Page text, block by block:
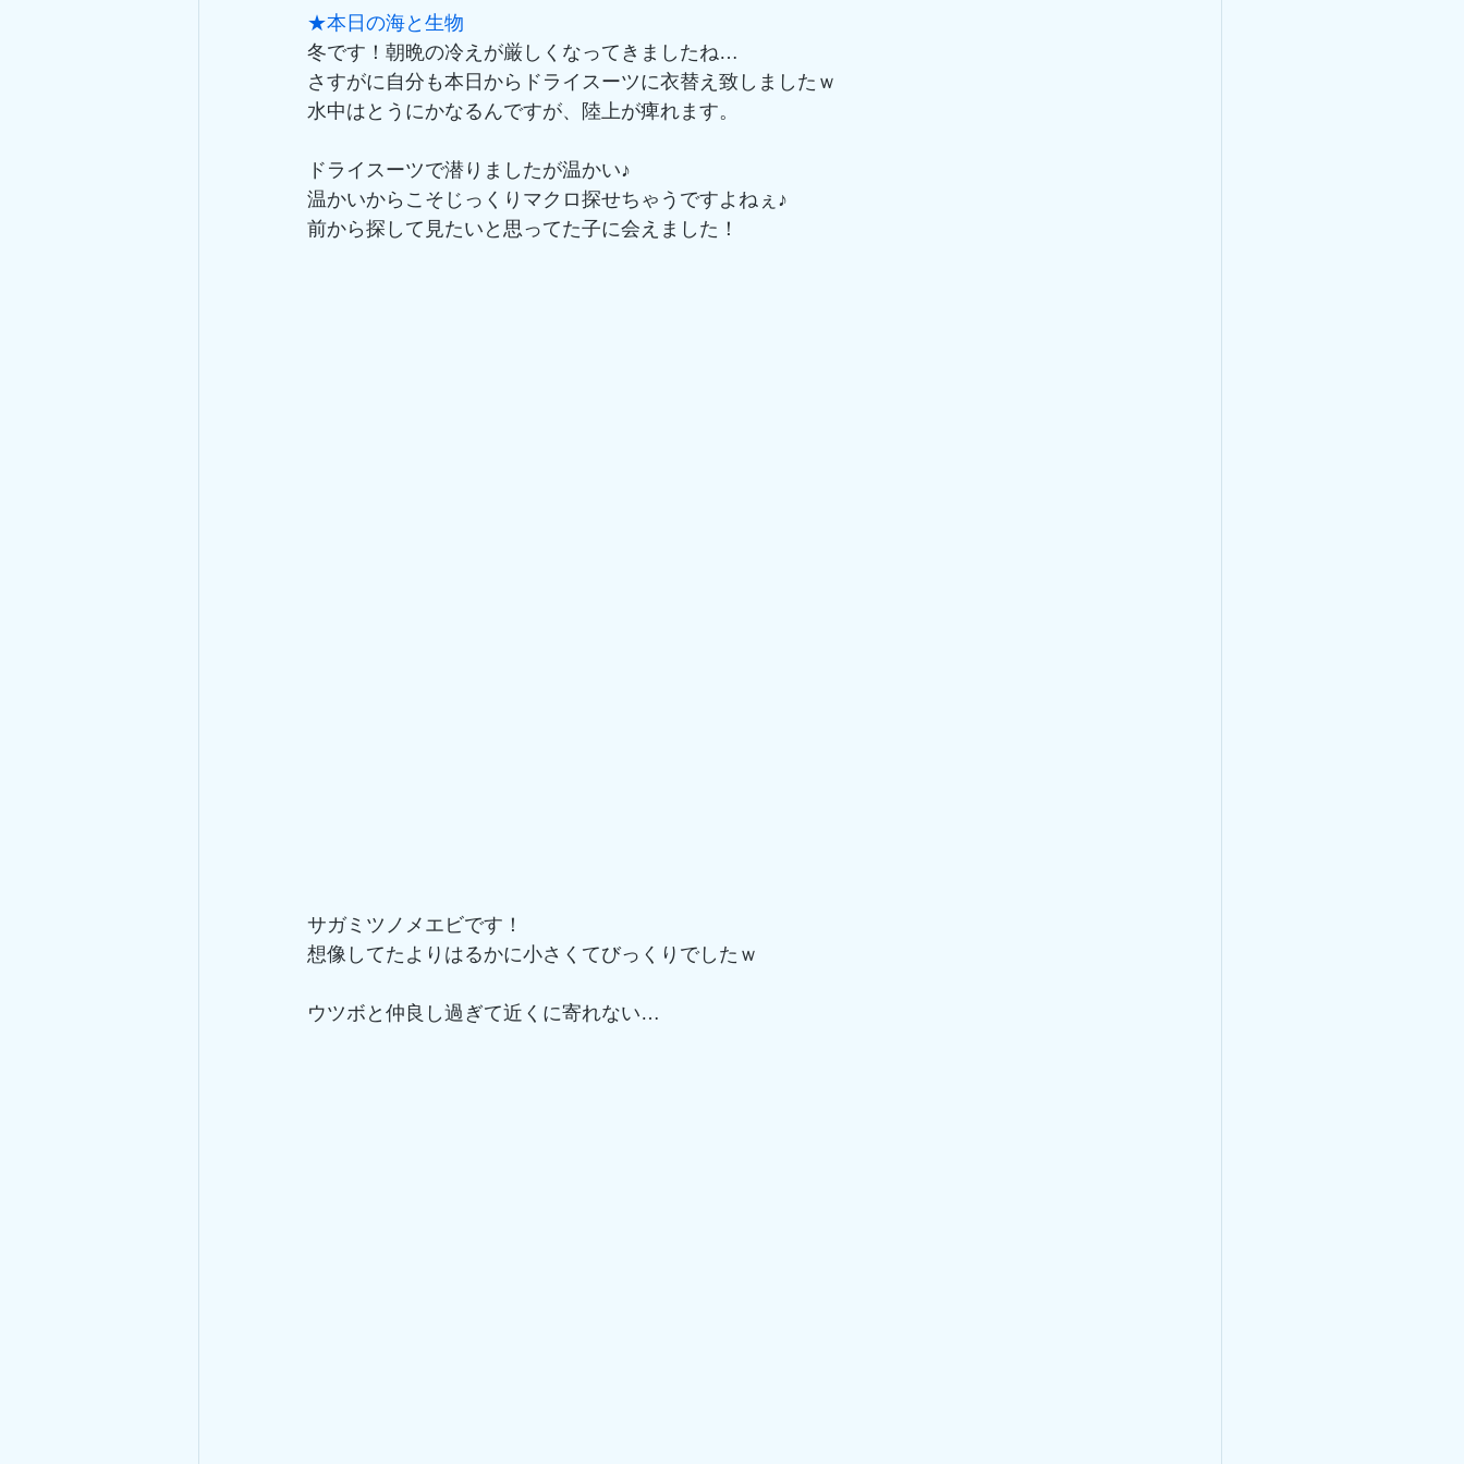
★本日の海と生物
冬です！朝晩の冷えが厳しくなってきましたね…
さすがに自分も本日からドライスーツに衣替え致しましたｗ
水中はとうにかなるんですが、陸上が痺れます。
ドライスーツで潜りましたが温かい♪
温かいからこそじっくりマクロ探せちゃうですよねぇ♪
前から探して見たいと思ってた子に会えました！
サガミツノメエビです！
想像してたよりはるかに小さくてびっくりでしたｗ
ウツボと仲良し過ぎて近くに寄れない…